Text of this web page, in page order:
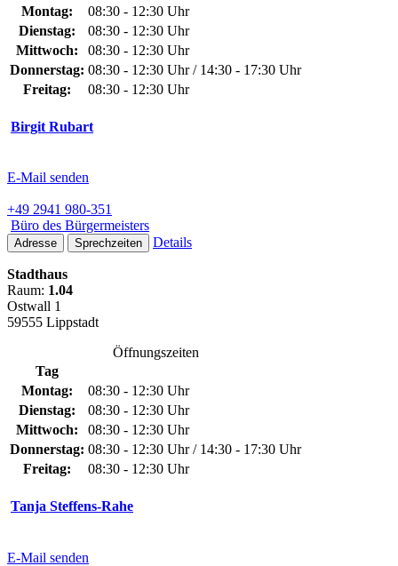
Montag:
08:30 - 12:30 Uhr
Dienstag:
08:30 - 12:30 Uhr
Mittwoch:
08:30 - 12:30 Uhr
Donnerstag: 08:30 - 12:30 Uhr / 14:30 - 17:30 Uhr
Freitag:
08:30 - 12:30 Uhr
Birgit Rubart
E-Mail senden
+49 2941 980-351
Büro des Bürgermeisters
Adresse Sprechzeiten Details
Stadthaus
Raum: 1.04
Ostwall 1
59555 Lippstadt
Öffnungszeiten
Tag
Montag:
08:30 - 12:30 Uhr
Dienstag:
08:30 - 12:30 Uhr
Mittwoch:
08:30 - 12:30 Uhr
Donnerstag: 08:30 - 12:30 Uhr / 14:30 - 17:30 Uhr
Freitag:
08:30 - 12:30 Uhr
Tanja Steffens-Rahe
E-Mail senden